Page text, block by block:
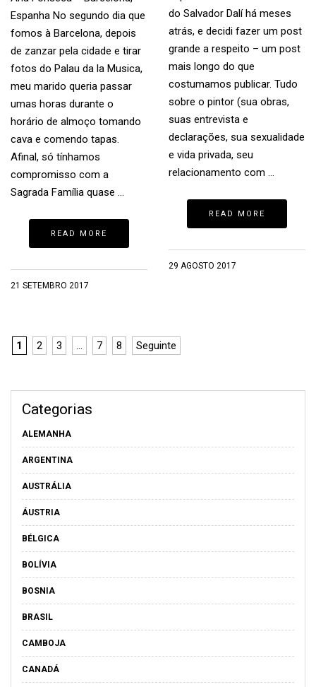
Espanha No segundo dia que
fomos à Barcelona, depois
de zanzar pela cidade e tirar
fotos do Palau da la Musica,
meu marido queria passar
umas horas durante o
horário de almoço tomando
cava e comendo tapas.
Afinal, só tínhamos
compromisso com a
Sagrada Família quase …
READ MORE
21 SETEMBRO 2017
do Salvador Dalí há meses
atrás, e decidi fazer um post
grande a respeito – um post
mais longo do que
costumamos publicar. Tudo
sobre o pintor (sua obras,
suas entrevista e
declarações, sua sexualidade
e vida privada, seu
relacionamento com …
READ MORE
29 AGOSTO 2017
1 2 3 … 7 8 Seguinte
Categorias
ALEMANHA
ARGENTINA
AUSTRÁLIA
ÁUSTRIA
BÉLGICA
BOLÍVIA
BOSNIA
BRASIL
CAMBOJA
CANADÁ